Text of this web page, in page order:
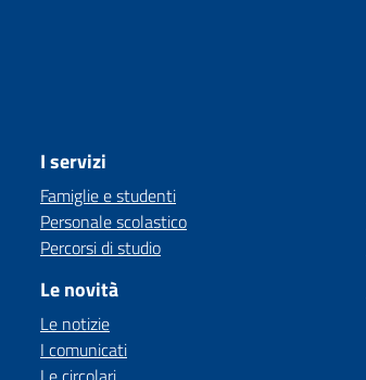
I servizi
Famiglie e studenti
Personale scolastico
Percorsi di studio
Le novità
Le notizie
I comunicati